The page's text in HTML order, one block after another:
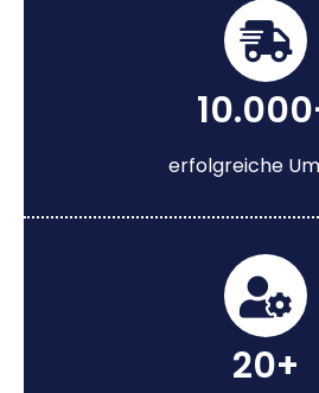
erfolgreiche
20+